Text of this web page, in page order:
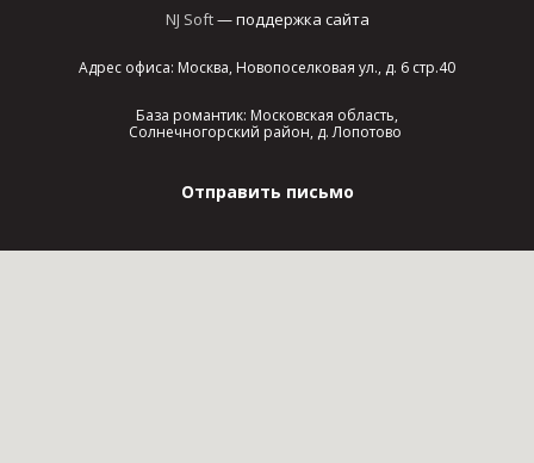
NJ Soft— поддержка сайта
Адрес офиса: Москва, Новопоселковая ул., д. 6 стр.40
База романтик: Московская область,
Солнечногорский район, д. Лопотово
Отправить письмо